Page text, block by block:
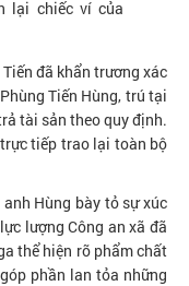
lại chiếc ví của
đã khẩn trương xác
Tiến Hùng, trú tại
tài sản theo quy định.
tiếp trao lại toàn bộ
Hùng bày tỏ sự xúc
lượng Công an xã đã
thể hiện rõ phẩm chất
phần lan tỏa những